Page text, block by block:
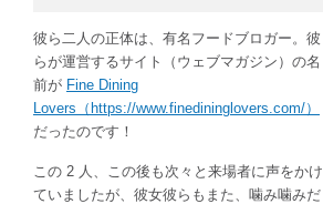
彼ら二人の正体は、有名フードブロガー。彼
らが運営するサイト（ウェブマガジン）の名
前が Fine Dining
Lovers（https://www.finedininglovers.com/）
だったのです！
この 2 人、この後も次々と来場者に声をかけ
ていましたが、彼女彼らもまた、噛み噛みだ